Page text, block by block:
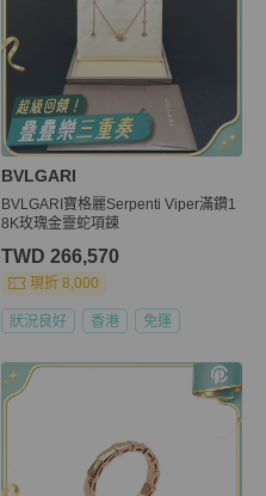
BVLGARI
BVLGARI寶格麗Serpenti Viper滿鑽1
8K玫瑰金靈蛇項鍊
TWD 266,570
現折 8,000
狀況良好 香港 免運